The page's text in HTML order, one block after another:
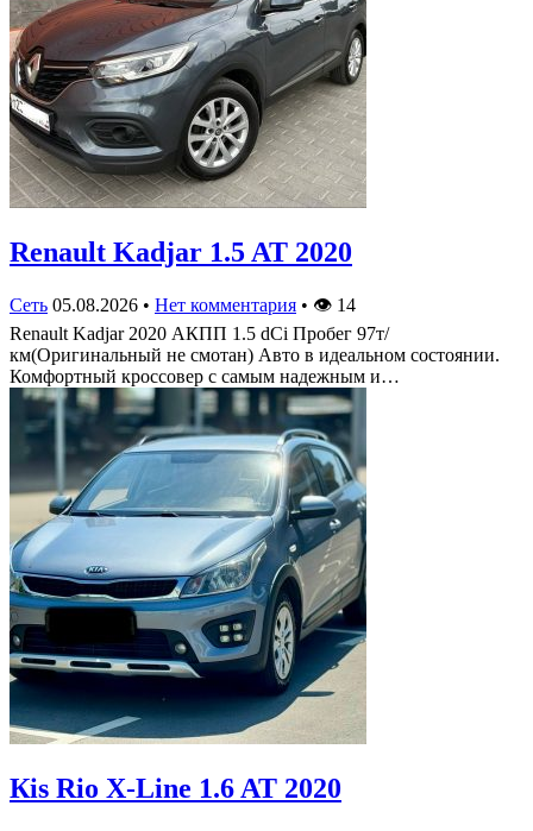
Renault Kadjar 1.5 AT 2020
Сеть 05.08.2026 • Нет комментария • 👁 14
Renault Kadjar 2020 АКПП 1.5 dCi Пробег 97т/
км(Оригинальный не смотан) Авто в идеальном состоянии.
Комфортный кроссовер с самым надежным и…
Кis Rio X-Line 1.6 AT 2020